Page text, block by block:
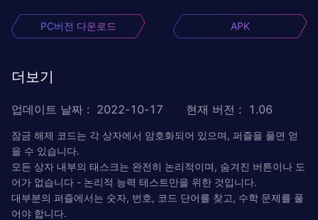
PC버전 다운로드 APK
더보기
업데이트 날짜 : 2022-10-17 현재 버전 : 1.06
잠금 해제 코드는 각 상자에서 암호화되어 있으며, 퍼즐을 풀면 얻
을 수 있습니다.
모든 상자 내부의 태스크는 완전히 논리적이며, 숨겨진 버튼이나 도
어가 없습니다 - 논리적 능력 테스트만을 위한 것입니다.
대부분의 퍼즐에서는 숫자, 번호, 코드 단어를 찾고, 수학 문제를 풀
어야 합니다.